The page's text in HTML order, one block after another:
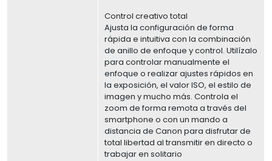
Control creativo total
Ajusta la configuración de forma
rápida e intuitiva con la combinación
de anillo de enfoque y control. Utilízalo
para controlar manualmente el
enfoque o realizar ajustes rápidos en
la exposición, el valor ISO, el estilo de
imagen y mucho más. Controla el
zoom de forma remota a través del
smartphone o con un mando a
distancia de Canon para disfrutar de
total libertad al transmitir en directo o
trabajar en solitario